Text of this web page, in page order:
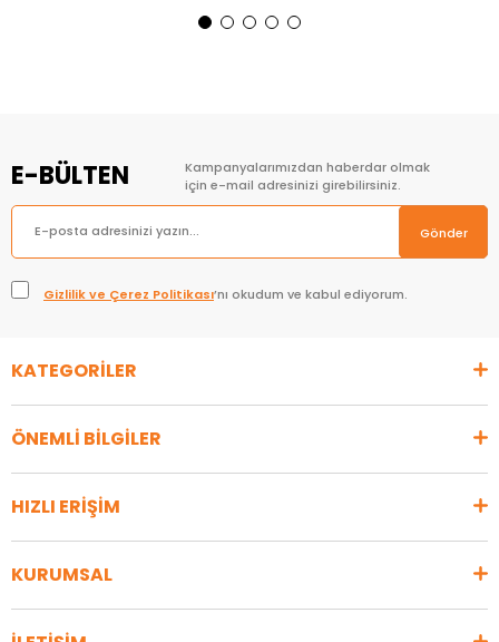
E-BÜLTEN
Kampanyalarımızdan haberdar olmak
için e-mail adresinizi girebilirsiniz.
Gönder
Gizlilik ve Çerez Politikası’nı okudum ve kabul ediyorum.
KATEGORİLER
ÖNEMLİ BİLGİLER
HIZLI ERİŞİM
KURUMSAL